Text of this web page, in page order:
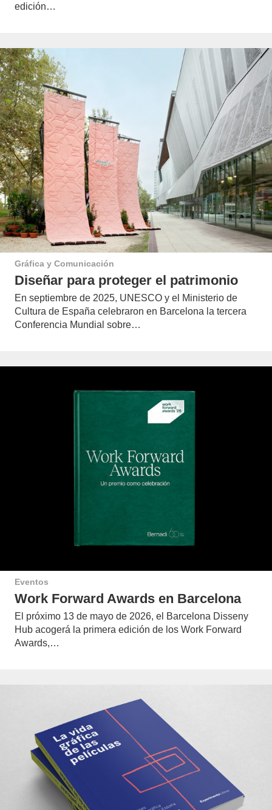
edición…
Gráfica y Comunicación
Diseñar para proteger el patrimonio
En septiembre de 2025, UNESCO y el Ministerio de
Cultura de España celebraron en Barcelona la tercera
Conferencia Mundial sobre…
Eventos
Work Forward Awards en Barcelona
El próximo 13 de mayo de 2026, el Barcelona Disseny
Hub acogerá la primera edición de los Work Forward
Awards,…